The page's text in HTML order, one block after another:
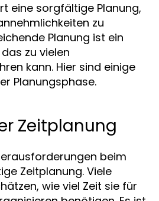
eine sorgfältige Planung,
zu
Planung ist ein
zu vielen
kann. Hier sind einige
Planungsphase.
Zeitplanung
beim
Zeitplanung. Viele
wie viel Zeit sie für